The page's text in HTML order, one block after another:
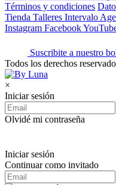
Términos y condiciones
Tienda Talleres Intervalo
Instagram Facebook
Suscribite a nuestro
Todos los derechos
×
Iniciar sesión
Olvidé mi contraseña
Iniciar sesión
Continuar como invitado